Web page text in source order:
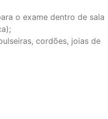
o exame dentro de sala
cordões, joias de